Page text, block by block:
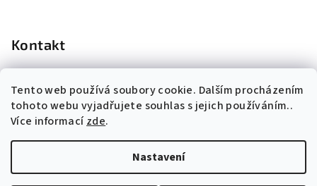
Tento web používá soubory cookie. Dalším procházením
tohoto webu vyjadřujete souhlas s jejich používáním..
Více informacízde.
Nastavení
Kontakt
724 660 074